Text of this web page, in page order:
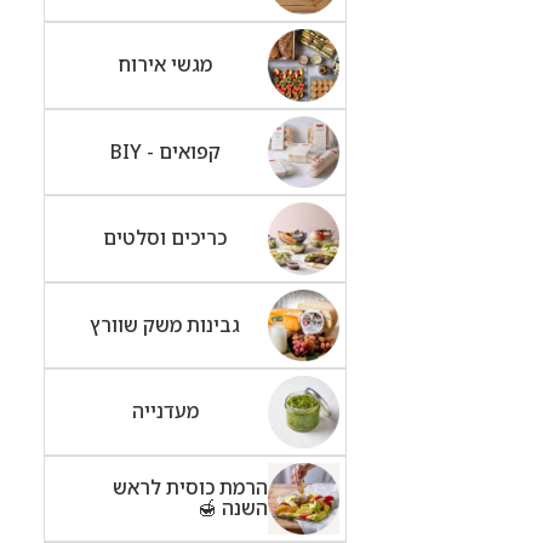
מגשי אירוח
קפואים - BIY
כריכים וסלטים
גבינות משק שוורץ
מעדנייה
הרמת כוסית לראש
השנה 🍯